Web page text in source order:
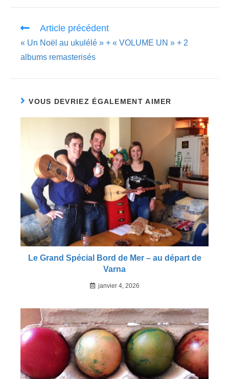
Read
articles
Article précédent
« Un Noël au ukulélé » + « VOLUME UN » + 2
albums remasterisés
VOUS DEVRIEZ ÉGALEMENT AIMER
Le Grand Spécial Bord de Mer – au départ de
Varna
janvier 4, 2026